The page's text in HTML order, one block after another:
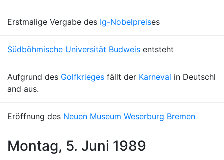
Erstmalige Vergabe des Ig-Nobelpreises
Südböhmische Universität Budweis entsteht
Aufgrund des Golfkrieges fällt der Karneval in Deutschl
and aus.
Eröffnung des Neuen Museum Weserburg Bremen
Montag, 5. Juni 1989